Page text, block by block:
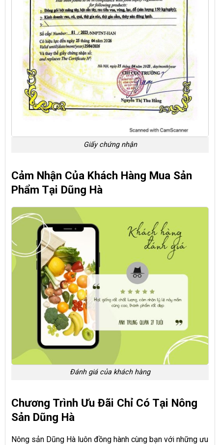
Giấy chứng nhận
Cảm Nhận Của Khách Hàng Mua Sản
Phẩm Tại Dũng Hà
Đánh giá của khách hàng
Chương Trình Ưu Đãi Chỉ Có Tại Nông
Sản Dũng Hà
Nông sản Dũng Hà luôn đồng hành cùng bạn với những ưu